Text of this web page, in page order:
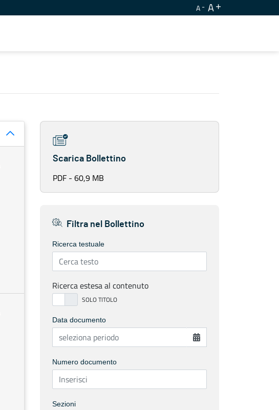
A A
Scarica Bollettino
PDF - 60,9 MB
Filtra nel Bollettino
Ricerca testuale
Ricerca estesa al contenuto
Data documento
Numero documento
Sezioni